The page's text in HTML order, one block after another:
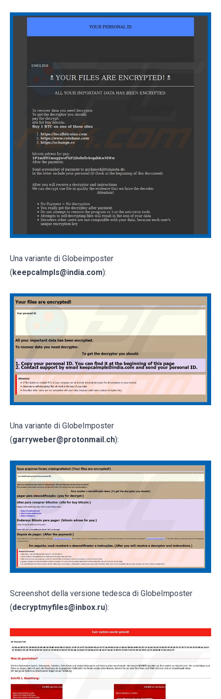
Una variante di Globeimposter
( keepcalmpls@india.com):
Una variante di GlobeImposter
(garryweber@protonmail.ch):
Screenshot della versione tedesca di GlobeImposter
(decryptmyfiles@inbox.ru):